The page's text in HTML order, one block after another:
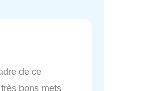
de ce
bons mets